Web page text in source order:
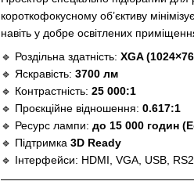
короткофокусному об’єктиву
навіть у добре освітлених
🔹 Роздільна здатність: XGA
🔹 Яскравість: 3700 лм
🔹 Контрастність: 25 000:1
🔹 Проєкційне відношення: 0.617:1
🔹 Ресурс лампи: до 15 000 годин
🔹 Підтримка 3D Ready
🔹 Інтерфейси: HDMI, VGA, USB,